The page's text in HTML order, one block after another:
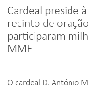
Cardeal preside
recinto de
participaram
MMF
O cardeal D. António